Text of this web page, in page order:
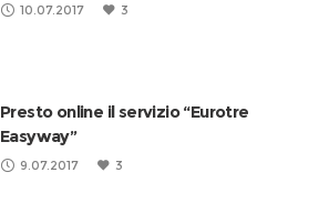
10.07.2017 3
Presto online il servizio “Eurotre
Easyway”
9.07.2017 3